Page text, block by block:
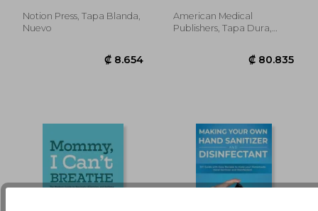
Notion Press, Tapa Blanda,
Nuevo
American Medical
Publishers, Tapa Dura,